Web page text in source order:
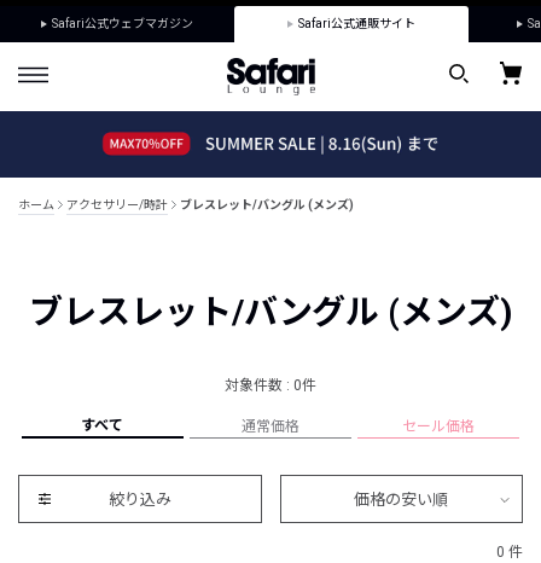
Safari公式ウェブマガジン Safari公式通販サイト
ホーム アクセサリー/時計 ブレスレット/バングル (メンズ)
ブレスレット/バングル (メンズ)
対象件数 : 0件
すべて 通常価格 セール価格
絞り込み 価格の安い順
0 件